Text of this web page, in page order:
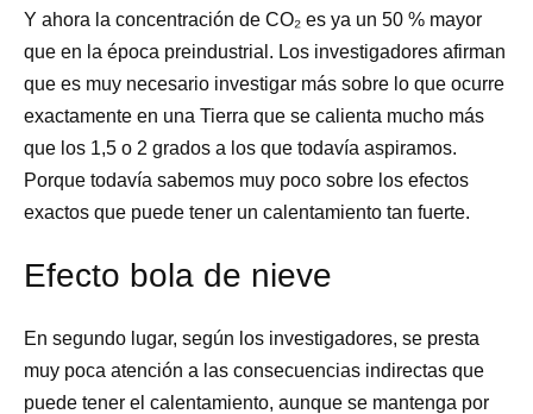
Y ahora la concentración de CO₂ es ya un 50 % mayor
que en la época preindustrial. Los investigadores afirman
que es muy necesario investigar más sobre lo que ocurre
exactamente en una Tierra que se calienta mucho más
que los 1,5 o 2 grados a los que todavía aspiramos.
Porque todavía sabemos muy poco sobre los efectos
exactos que puede tener un calentamiento tan fuerte.
Efecto bola de nieve
En segundo lugar, según los investigadores, se presta
muy poca atención a las consecuencias indirectas que
puede tener el calentamiento, aunque se mantenga por